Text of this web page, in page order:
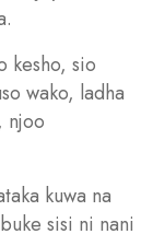
kesho, sio
wako, ladha
njoo
kuwa na
sisi ni nani